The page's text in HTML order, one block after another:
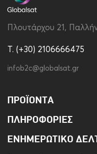
Υλικό
Χρώμα
Πλουτάρχου 21,
T. (+30) 2106666475
infob2c@globalsat.gr
ΠΡΟΪΌΝΤΑ
ΠΛΗΡΟΦΟΡΊΕΣ
ΕΝΗΜΕΡΩΤΙΚΌ